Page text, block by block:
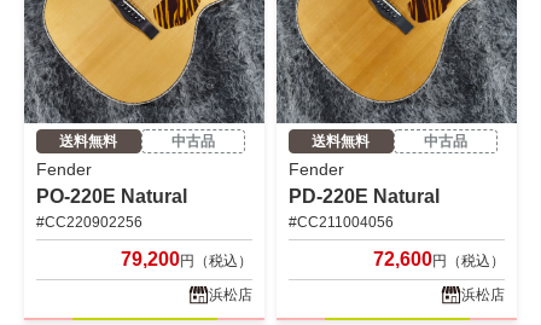
送料無料 中古品
Fender
PO-220E Natural
#CC220902256
79,200円（税込）
浜松店
送料無料 中古品
Fender
PD-220E Natural
#CC211004056
72,600円（税込）
浜松店